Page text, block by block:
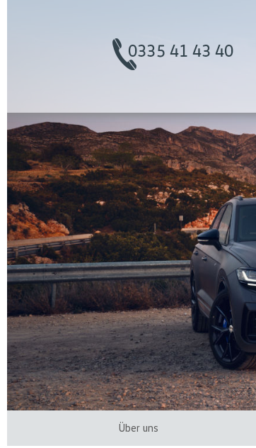
Über uns